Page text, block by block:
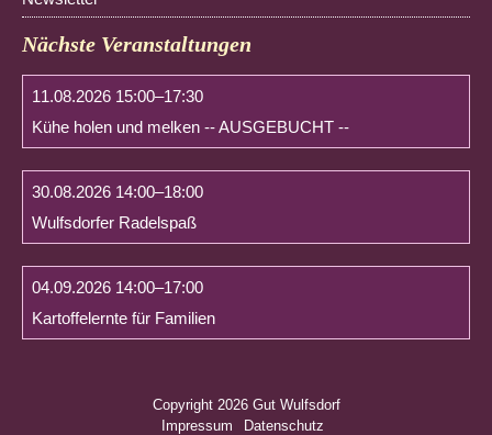
Nächste Veranstaltungen
11.08.2026 15:00–17:30
Kühe holen und melken -- AUSGEBUCHT --
30.08.2026 14:00–18:00
Wulfsdorfer Radelspaß
04.09.2026 14:00–17:00
Kartoffelernte für Familien
Copyright 2026 Gut Wulfsdorf
Navigation
Impressum Datenschutz